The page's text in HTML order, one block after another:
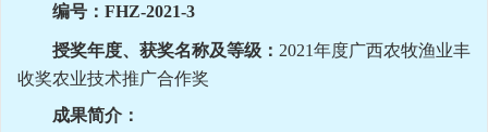
编号： FHZ-2021-3
授奖年度、获奖名称及等级： 2021年度广西农牧渔业丰
收奖农业技术推广合作奖
成果简介：